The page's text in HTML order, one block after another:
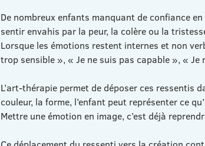
De nombreux enfants manquant de confiance
sentir envahis par la peur, la colère ou la
Lorsque les émotions restent internes et non
trop sensible », « Je ne suis pas capable », « Je
L’art-thérapie permet de déposer ces ressentis
couleur, la forme, l’enfant peut représenter ce
Mettre une émotion en image, c’est déjà